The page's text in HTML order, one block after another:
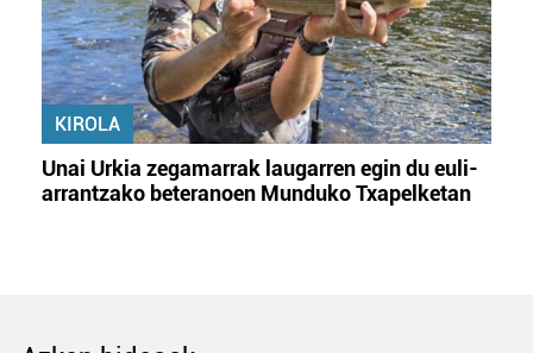
KIROLA
Unai Urkia zegamarrak laugarren egin du euli-
arrantzako beteranoen Munduko Txapelketan